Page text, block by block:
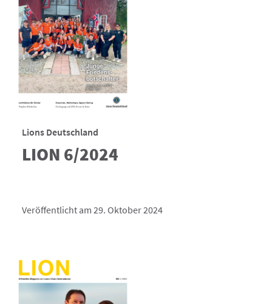
Lions Deutschland
LION 6/2024
Veröffentlicht am 29. Oktober 2024